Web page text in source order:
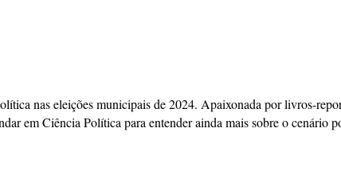
nas eleições municipais de 2024. Apaixonada por livros-
em Ciência Política para entender ainda mais sobre o cenário